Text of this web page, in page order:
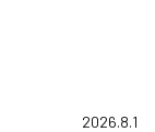
2026.8.1